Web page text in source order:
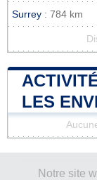
Surrey : 784 km
LES
Notre site